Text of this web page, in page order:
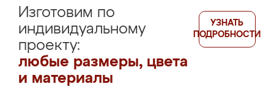
Изготовим по
индивидуальному
проекту:
любые размеры, цвета
и материалы
УЗНАТЬ
ПОДРОБНОСТИ